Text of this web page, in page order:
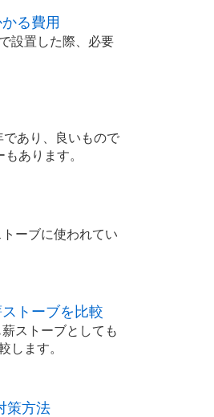
る費用
設置した際、必要
あり、良いもので
あります。
ーブに使われてい
トーブを比較
ストーブとしても
します。
策方法